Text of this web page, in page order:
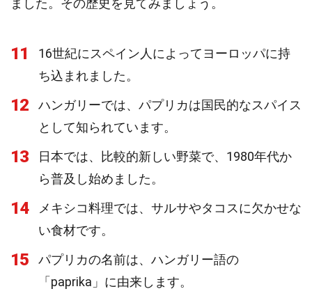
ました。その歴史を見てみましょう。
11
16世紀にスペイン人によってヨーロッパに持
ち込まれました。
12
ハンガリーでは、パプリカは国民的なスパイス
として知られています。
13
日本では、比較的新しい野菜で、1980年代か
ら普及し始めました。
14
メキシコ料理では、サルサやタコスに欠かせな
い食材です。
15
パプリカの名前は、ハンガリー語の
「paprika」に由来します。